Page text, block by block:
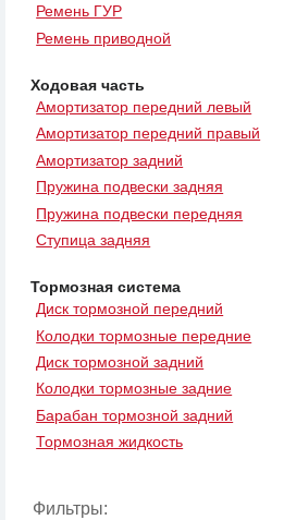
Ремень ГУР
Ремень приводной
Ходовая часть
Амортизатор передний левый
Амортизатор передний правый
Амортизатор задний
Пружина подвески задняя
Пружина подвески передняя
Ступица задняя
Тормозная система
Диск тормозной передний
Колодки тормозные передние
Диск тормозной задний
Колодки тормозные задние
Барабан тормозной задний
Тормозная жидкость
Фильтры: